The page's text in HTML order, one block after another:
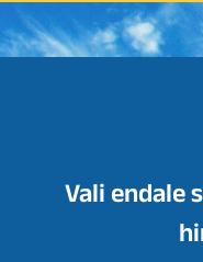
Vali endale